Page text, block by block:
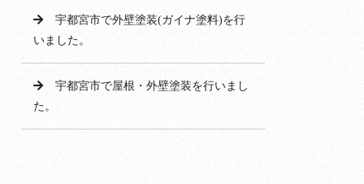
宇都宮市で外壁塗装(ガイナ塗料)を行
いました。
宇都宮市で屋根・外壁塗装を行いまし
た。